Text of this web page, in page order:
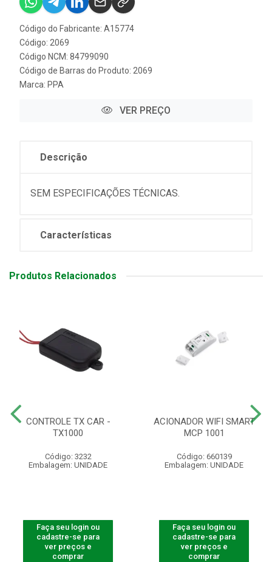
Código do Fabricante: A15774
Código: 2069
Código NCM: 84799090
Código de Barras do Produto: 2069
Marca: PPA
VER PREÇO
Descrição
SEM ESPECIFICAÇÕES TÉCNICAS.
Características
Produtos Relacionados
CONTROLE TX CAR -
TX1000
Código: 3232
Embalagem: UNIDADE
Faça seu login ou
cadastre-se para
ver preços e
comprar
ACIONADOR WIFI SMART
MCP 1001
Código: 660139
Embalagem: UNIDADE
Faça seu login ou
cadastre-se para
ver preços e
comprar